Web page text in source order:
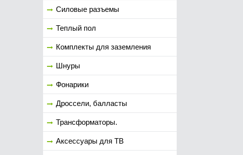
Силовые разъемы
Теплый пол
Комплекты для заземления
Шнуры
Фонарики
Дроссели, балласты
Трансформаторы.
Аксессуары для ТВ